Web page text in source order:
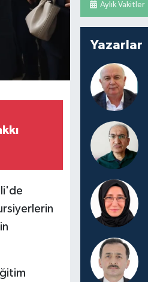
Aylık Vakitler
Yazarlar